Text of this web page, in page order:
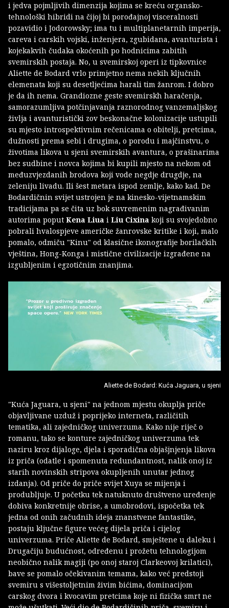
i jedva pojmljivih dimenzija kojima se kreću organsko-
tehnološki hibridi na čijoj bi porođajnoj visceralnosti
pozavidio i Jodorowsky; ima tu i multiplanetarnih imperija,
careva i carskih vojski, inženjera, zgubidana, avanturista i
kojekakvih čudaka okoćenih po hodnicima zabitih
svemirskih postaja. No, u svemirskoj operi iz tipkovnice
Aliette de Bodard vrlo primjetno nema nekih ključnih
elemenata koji su desetljećima harali tim žanrom. I dobro
je da ih nema. Grandiozne geste svemirskh haračenja,
samorazumljiva potčinjavanja raznorodnog vanzemaljskog
življa i avanturistički zov beskonačne kolonizacije ustupili
su mjesto introspektivnim rečenicama o obitelji, pretcima,
dužnosti prema sebi i drugima, o porodu i majčinstvu, o
životima likova u sjeni svemirskih avantura, o prašinarima
bez sudbine i novca kojima bi kupili mjesto na nekom od
međuzvjezdanih brodova koji vode negdje drugdje, na
zeleniju livadu. Ili šest metara ispod zemlje, kako kad. De
Bodardičnin svijet ustrojen je na kinesko-vijetnamskim
tradicijama pa se čita uz bok suvremenim nagrađivanim
autorima poput Kena Liua i Liu Cixina koji su svojedobno
pobrali hvalospjeve američke žanrovske kritike i koji, malo
pomalo, odmiču "Kinu" od klasične ikonografije borilačkih
vještina, Hong-Konga i mistične civilizacije izgrađene na
izgubljenim i egzotičnim znanjima.
Aliette de Bodard: Kuća Jaguara, u sjeni
"Kuća Jaguara, u sjeni" na jednom mjestu okuplja priče
objavljivane uzduž i poprijeko interneta, različitih
tematika, ali zajedničkog univerzuma. Kako nije riječ o
romanu, tako se konture zajedničkog univerzuma tek
naziru kroz dijaloge, djela i sporadična objašjnjenja likova
iz priča (odatle i spomenuta redundantnost, nalik onoj iz
starih novinskih stripova okupljenih unutar jednog
izdanja). Od priče do priče svijet Xuya se mijenja i
produbljuje. U početku tek natuknuto društveno uređenje
dobiva konkretnije obrise, a umobrodovi, ispočetka tek
jedna od onih začudnih ideja znanstvene fantastike,
postaju ključne figure većeg dijela priča i cijelog
univerzuma. Priče Aliette de Bodard, smještene u daleku i
Drugačiju budućnost, određenu i prožetu tehnologijom
neobično nalik magiji (po onoj staroj Clarkeovoj krilatici),
bave se pomalo očekivanim temama, kako već predstoji
svemiru s višestoljetnim živim bićima, dominacijom
carskog dvora i kvocavim pretcima koje ni fizička smrt ne